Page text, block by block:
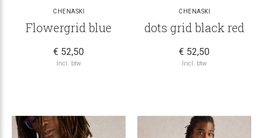
CHENASKI
Flowergrid blue
€ 52,50
Incl. btw
CHENASKI
dots grid black red
€ 52,50
Incl. btw